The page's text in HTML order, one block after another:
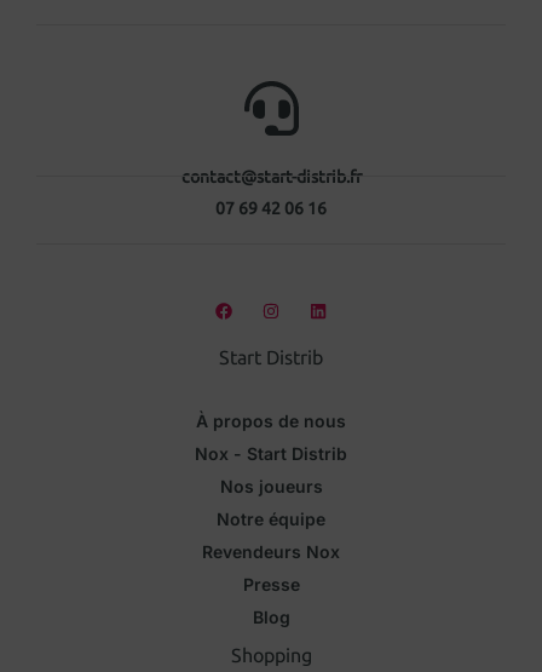
contact@start-distrib.fr
07 69 42 06 16
Start Distrib
À propos de nous
Nox - Start Distrib
Nos joueurs
Notre équipe
Revendeurs Nox
Presse
Blog
Shopping